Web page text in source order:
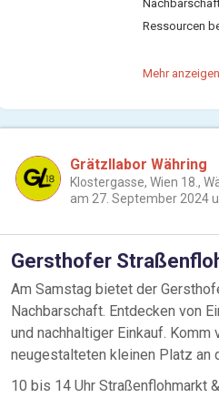
Ressourcen
Möchten Sie
nur 5
Mehr anzeigen
Grätzllabor Währing
Klostergasse, Wien 18.,
am 27. September 2024
Gersthofer
Am Samstag bietet der
Nachbarschaft. Entdecken von
und nachhaltiger Einkauf.
neugestalteten kleinen Platz an
10 bis 14 Uhr Straßenflohmarkt